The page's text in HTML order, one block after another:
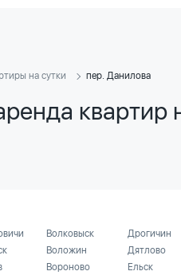
на сутки пер. Данилова
квартир
Волковыск
Воложин
Вороново
Дрогичин
Дятлово
Ельск